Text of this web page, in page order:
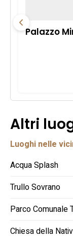
Palazzo
Altri
Luoghi nelle
Acqua Splash
Trullo Sovrano
Parco Comunale
Chiesa della